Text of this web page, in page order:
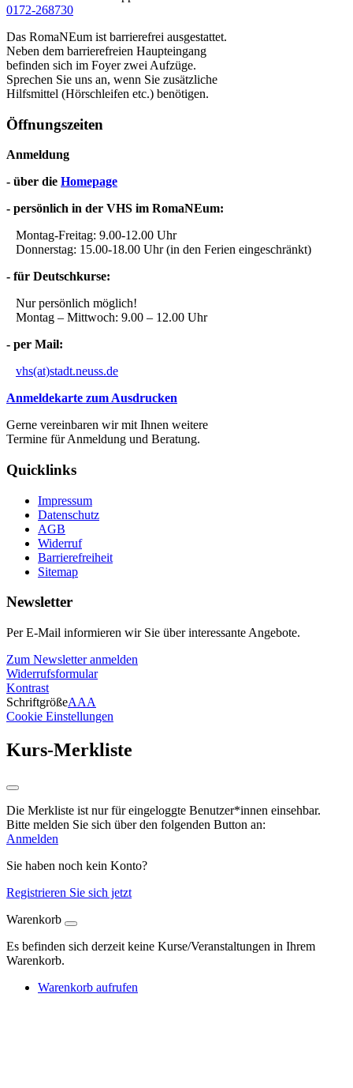
0172-268730
Das RomaNEum ist barrierefrei ausgestattet.
Neben dem barrierefreien Haupteingang
befinden sich im Foyer zwei Aufzüge.
Sprechen Sie uns an, wenn Sie zusätzliche
Hilfsmittel (Hörschleifen etc.) benötigen.
Öffnungszeiten
Anmeldung
- über die Homepage
- persönlich in der VHS im RomaNEum:
Montag-Freitag: 9.00-12.00 Uhr
Donnerstag: 15.00-18.00 Uhr (in den Ferien eingeschränkt)
- für Deutschkurse:
Nur persönlich möglich!
Montag – Mittwoch: 9.00 – 12.00 Uhr
- per Mail:
vhs(at)stadt.neuss.de
Anmeldekarte zum Ausdrucken
Gerne vereinbaren wir mit Ihnen weitere
Termine für Anmeldung und Beratung.
Quicklinks
Impressum
Datenschutz
AGB
Widerruf
Barrierefreiheit
Sitemap
Newsletter
Per E-Mail informieren wir Sie über interessante Angebote.
Zum Newsletter anmelden
Widerrufsformular
Kontrast
SchriftgrößeAAA
Cookie Einstellungen
Kurs-Merkliste
Die Merkliste ist nur für eingeloggte Benutzer*innen einsehbar.
Bitte melden Sie sich über den folgenden Button an:
Anmelden
Sie haben noch kein Konto?
Registrieren Sie sich jetzt
Warenkorb
Es befinden sich derzeit keine Kurse/Veranstaltungen in Ihrem
Warenkorb.
Warenkorb aufrufen